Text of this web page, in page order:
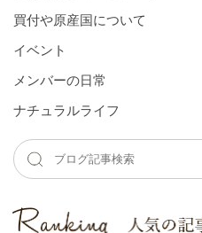
買付や原産国について
イベント
メンバーの⽇常
ナチュラルライフ